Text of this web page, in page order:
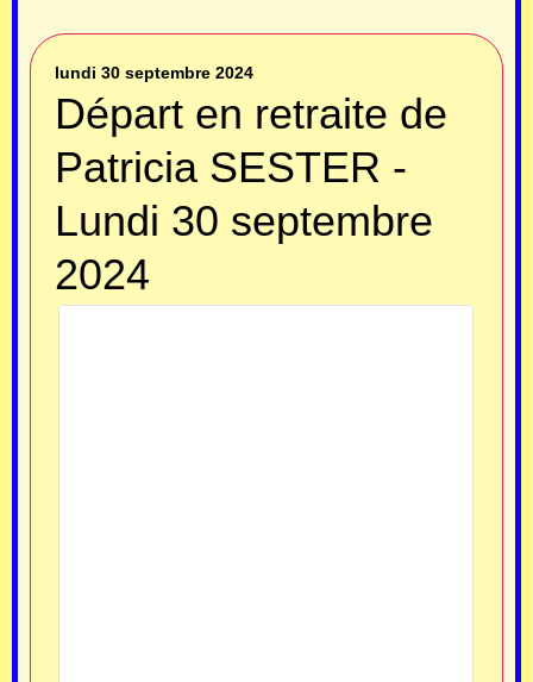
lundi 30 septembre 2024
Départ en retraite de
Patricia SESTER -
Lundi 30 septembre
2024